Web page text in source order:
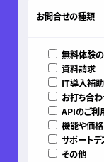
お問合せの種類
無料体験
資料請求
IT導入補
お打ち合
APIのご利
機能や価
サポートデ
その他